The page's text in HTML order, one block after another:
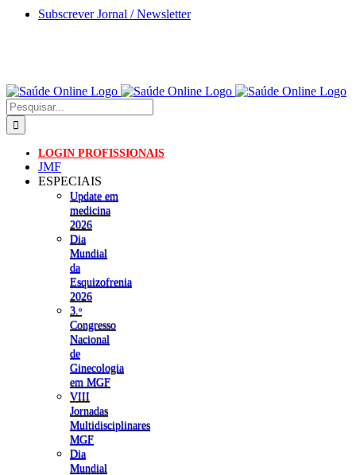
Skip
Subscrever Jornal / Newsletter
Pesquisar
LOGIN PROFISSIONAIS
JMF
ESPECIAIS
Update em
medicina
2026
Dia
Mundial
da
Esquizofrenia
2026
3.ᵒ
Congresso
Nacional
de
Ginecologia
em MGF
VIII
Jornadas
Multidisciplinares
MGF
Dia
Mundial